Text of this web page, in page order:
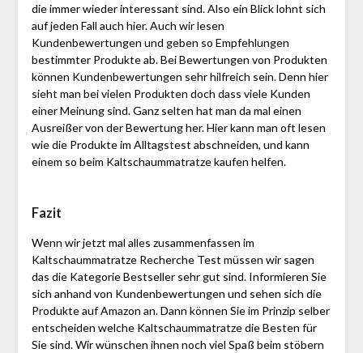
die immer wieder interessant sind. Also ein Blick lohnt sich
auf jeden Fall auch hier. Auch wir lesen
Kundenbewertungen und geben so Empfehlungen
bestimmter Produkte ab. Bei Bewertungen von Produkten
können Kundenbewertungen sehr hilfreich sein. Denn hier
sieht man bei vielen Produkten doch dass viele Kunden
einer Meinung sind. Ganz selten hat man da mal einen
Ausreißer von der Bewertung her. Hier kann man oft lesen
wie die Produkte im Alltagstest abschneiden, und kann
einem so beim Kaltschaummatratze kaufen helfen.
Fazit
Wenn wir jetzt mal alles zusammenfassen im
Kaltschaummatratze Recherche Test müssen wir sagen
das die Kategorie Bestseller sehr gut sind. Informieren Sie
sich anhand von Kundenbewertungen und sehen sich die
Produkte auf Amazon an. Dann können Sie im Prinzip selber
entscheiden welche Kaltschaummatratze die Besten für
Sie sind. Wir wünschen ihnen noch viel Spaß beim stöbern